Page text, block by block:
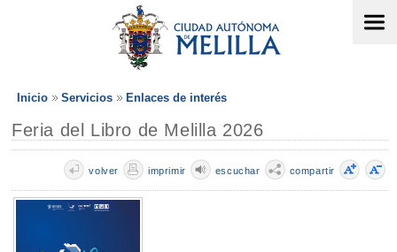
Inicio Servicios Enlaces de interés
Feria del Libro de Melilla 2026
compartir
escuchar
imprimir
volver